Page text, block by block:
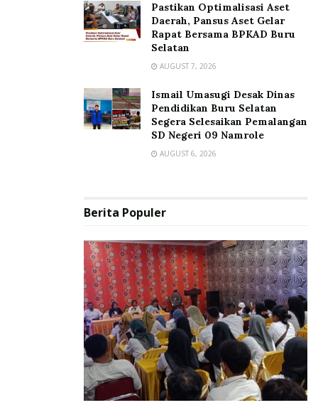
Pastikan Optimalisasi Aset
Daerah, Pansus Aset Gelar
Rapat Bersama BPKAD Buru
Selatan
AUGUST 7, 2026
Ismail Umasugi Desak Dinas
Pendidikan Buru Selatan
Segera Selesaikan Pemalangan
SD Negeri 09 Namrole
AUGUST 6, 2026
Berita Populer